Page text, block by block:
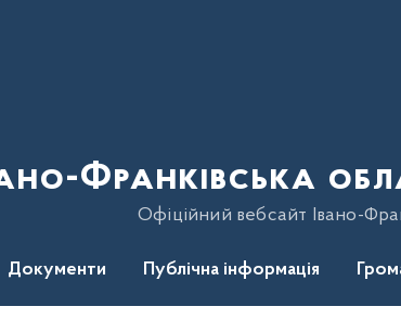
Франківська
Офіційний вебсайт Івано-
Документи Публічна інформація